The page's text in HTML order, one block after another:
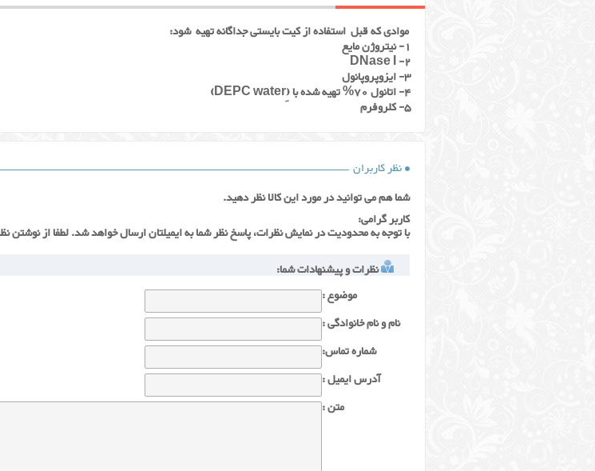
موادی که قبل استفاده از کیت بایستی جداگانه تهیه شود:
1- نیتروژن مایع
2- DNase I
3- ایزوپروپانول
4- اتانول 70% تهیه شده با (ِDEPC water)
5- کلروفرم
نظر کاربران
شما هم می توانید در مورد این کالا نظر دهید.
کاربر گرامی:
با توجه به محدودیت در نمایش نظرات، پاسخ نظر شما به ایمیلتان ارسال خواهد شد. لطفا از
نظرات و پیشنهادات شما:
موضوع :
نام و نام خانوادگی :
شماره تماس:
آدرس ایمیل :
متن :